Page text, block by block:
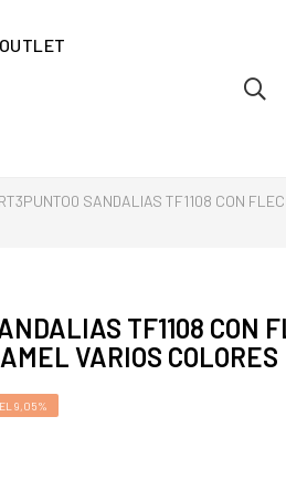
OUTLET
SANDALIAS TF1108 CON
TF1108 CON
VARIOS COLORES
9,05%